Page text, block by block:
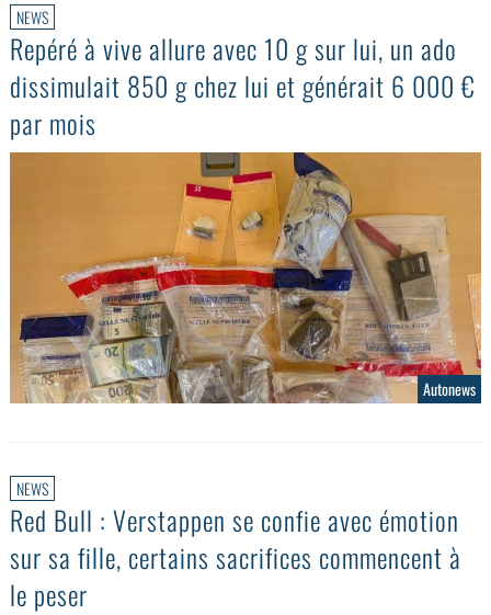
NEWS
Repéré à vive allure avec 10 g sur lui, un ado
dissimulait 850 g chez lui et générait 6 000 €
par mois
Autonews
NEWS
Red Bull : Verstappen se confie avec émotion
sur sa fille, certains sacrifices commencent à
le peser